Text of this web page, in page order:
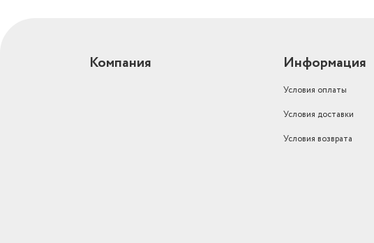
Компания Информация
Условия оплаты
Условия доставки
Условия возврата